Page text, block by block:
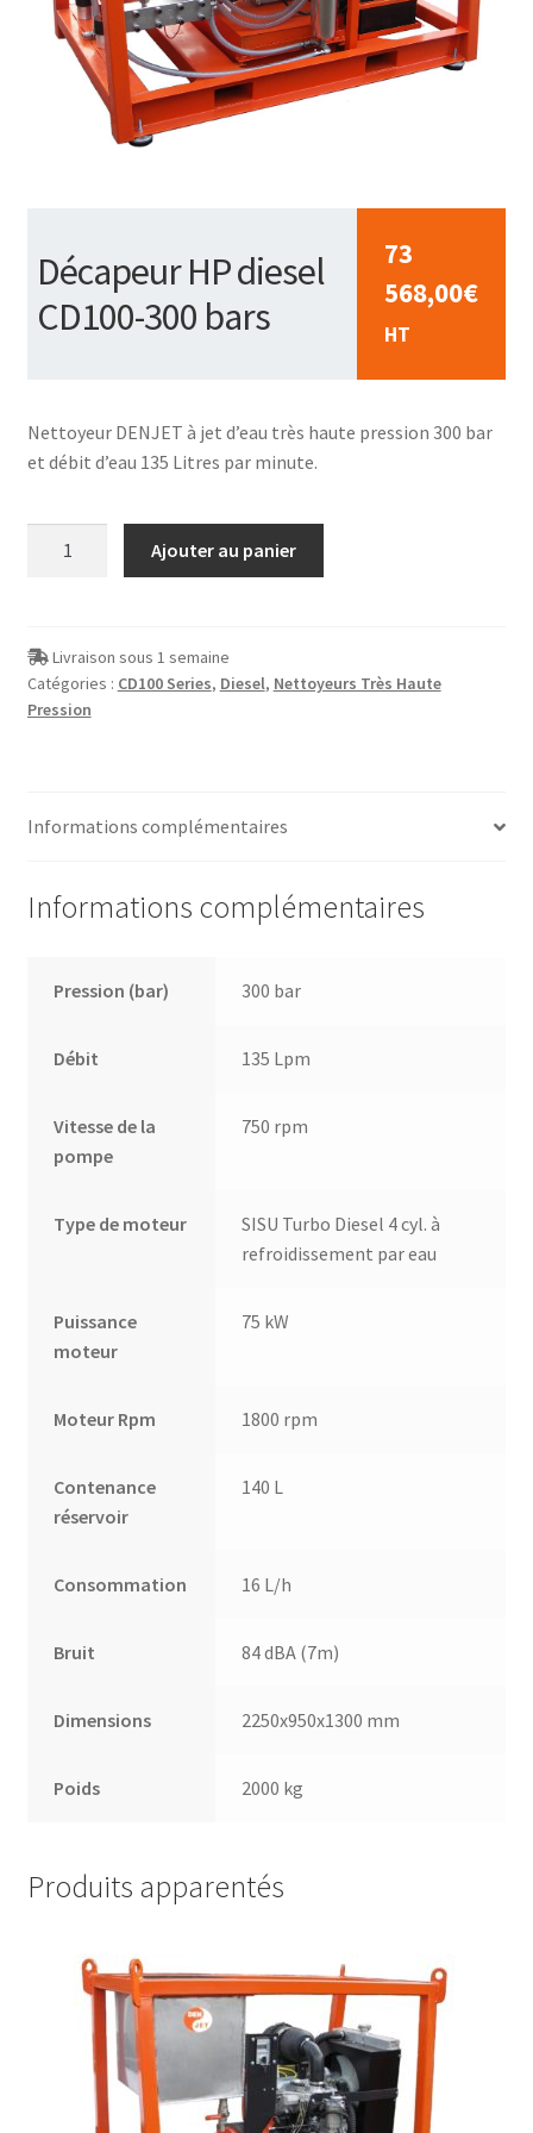
Décapeur HP diesel
CD100-300 bars
73
568,00€
HT
Nettoyeur DENJET à jet d’eau très haute pression 300 bar
et débit d’eau 135 Litres par minute.
diesel
CD100-
300
Ajouter au panier
Livraison sous 1 semaine
Catégories : CD100 Series, Diesel, Nettoyeurs Très Haute
Pression
Informations complémentaires
Informations complémentaires
Pression (bar) 300 bar
Débit 135 Lpm
Vitesse de la
pompe
750 rpm
Type de moteur
SISU Turbo Diesel 4 cyl. à
refroidissement par eau
Puissance
moteur
75 kW
Moteur Rpm 1800 rpm
Contenance
réservoir
140 L
Consommation 16 L/h
Bruit 84 dBA (7m)
Dimensions 2250x950x1300 mm
Poids 2000 kg
Produits apparentés